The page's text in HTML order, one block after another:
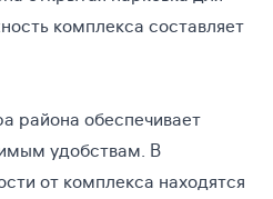
комплекса составляет
района обеспечивает
удобствам. В
от комплекса находятся